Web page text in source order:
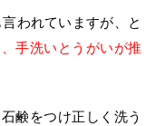
われていますが、と
手洗いとうがいが推
鹸をつけ正しく洗う